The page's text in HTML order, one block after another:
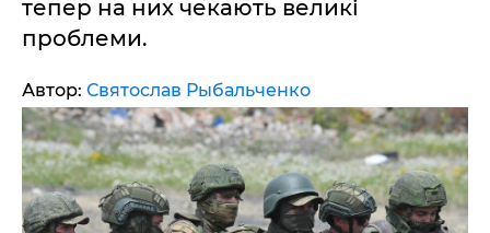
тепер на них чекають великі
проблеми.
Автор: Святослав Рыбальченко